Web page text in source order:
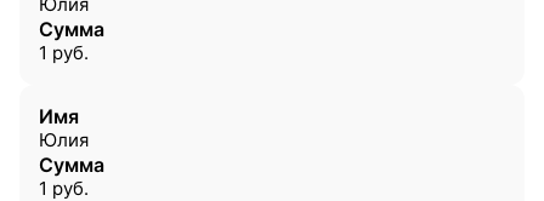
Сумма
1 руб.
Имя
Юлия
Сумма
1 руб.